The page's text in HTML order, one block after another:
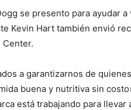
se presento para ayudar
Kevin Hart también envió
Center.
a garantizarnos de
buena y nutritiva sin
está trabajando para